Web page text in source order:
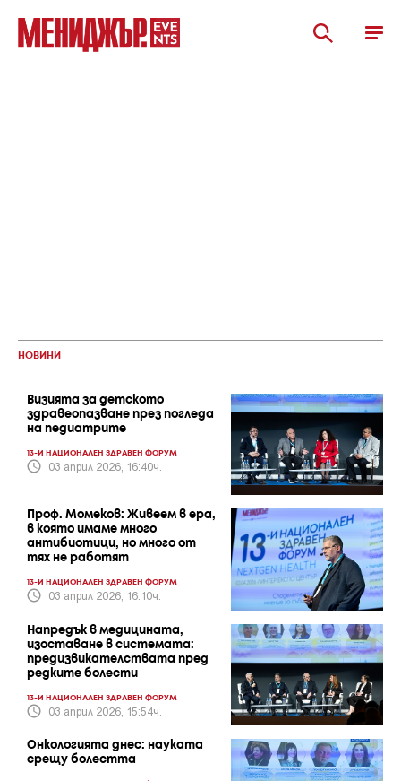
НОВИНИ
Визията за детското
здравеопазване през погледа
на педиатрите
13-И НАЦИОНАЛЕН ЗДРАВЕН ФОРУМ
03 април 2026, 16:40ч.
Проф. Момеков: Живеем в ера,
в която имаме много
антибиотици, но много от
тях не работят
13-И НАЦИОНАЛЕН ЗДРАВЕН ФОРУМ
03 април 2026, 16:10ч.
Напредък в медицината,
изоставане в системата:
предизвикателствата пред
редките болести
13-И НАЦИОНАЛЕН ЗДРАВЕН ФОРУМ
03 април 2026, 15:54ч.
Онкологията днес: науката
срещу болестта